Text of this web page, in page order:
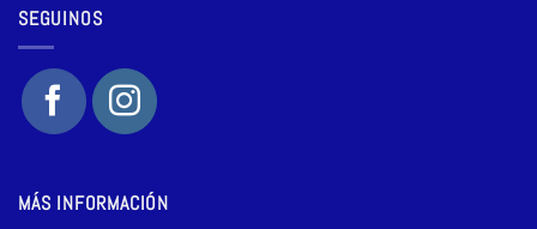
SEGUINOS
MÁS INFORMACIÓN